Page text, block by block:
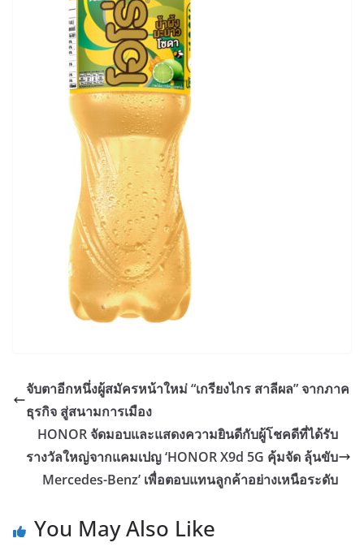
จับตาอีกหนึ่งผู้สมัครหน้าใหม่ “เกรียงไกร สาลีผล” จากภาค
ธุรกิจ สู่สนามการเมือง
HONOR จัดมอบและแสดงความยินดีกับผู้โชคดีที่ได้รับ
รางวัลใหญ่จากแคมเปญ ‘HONOR X9d 5G คุ้มจัด ลุ้นขับ
Mercedes-Benz’ เพื่อตอบแทนลูกค้าอย่างเหนือระดับ
You May Also Like